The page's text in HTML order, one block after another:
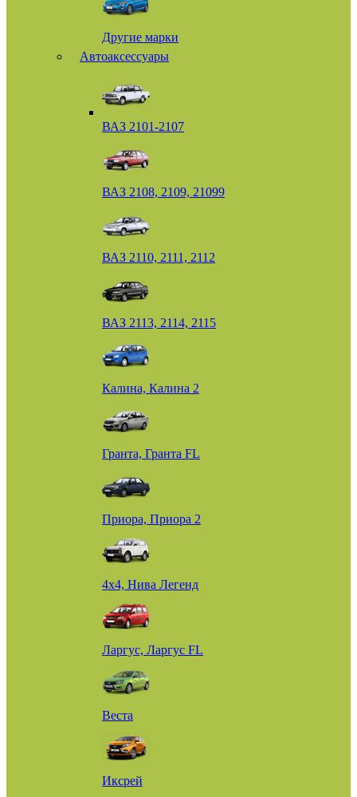
Другие марки
Автоаксессуары
ВАЗ 2101-2107
ВАЗ 2108, 2109, 21099
ВАЗ 2110, 2111, 2112
ВАЗ 2113, 2114, 2115
Калина, Калина 2
Гранта, Гранта FL
Приора, Приора 2
4х4, Нива Легенд
Ларгус, Ларгус FL
Веста
Иксрей